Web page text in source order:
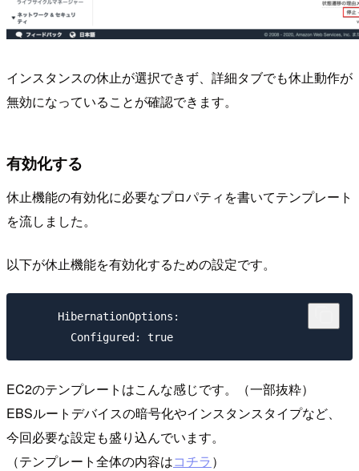
インスタンスの休止が選択できず、詳細タブでも休止動作が
無効になっていることが確認できます。
有効化する
休止機能の有効化に必要なプロパティを書いてテンプレート
を流しました。
以下が休止機能を有効化するための設定です。
      HibernationOptions:
EC2のテンプレートはこんな感じです。（一部抜粋）
EBSルートデバイスの暗号化やインスタンスタイプなど、
今回必要な設定も盛り込んでいます。
（テンプレート全体の内容はコチラ）